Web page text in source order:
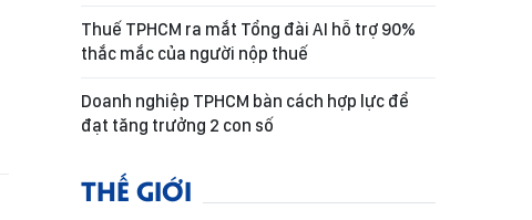
Thuế TPHCM ra mắt Tổng đài AI hỗ trợ 90%
thắc mắc của người nộp thuế
Doanh nghiệp TPHCM bàn cách hợp lực để
đạt tăng trưởng 2 con số
THẾ GIỚI